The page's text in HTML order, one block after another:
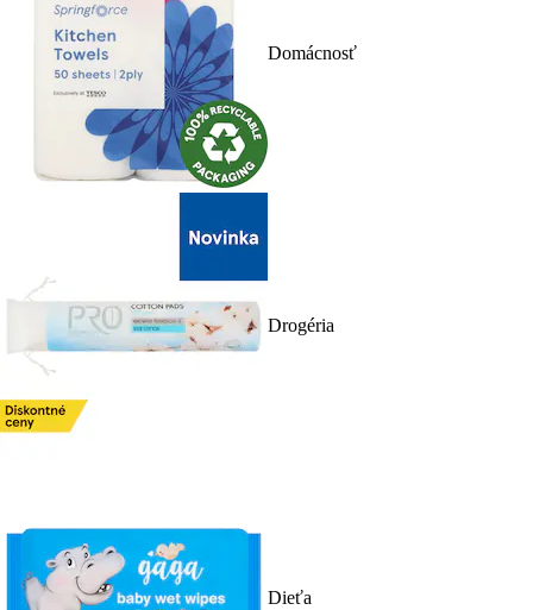
Domácnosť
Drogéria
Dieťa